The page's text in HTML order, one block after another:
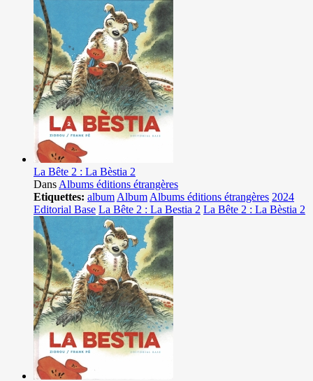
La Bête 2 : La Bèstia 2
Dans Albums éditions étrangères
Etiquettes: album Album Albums éditions étrangères 2024
Editorial Base La Bête 2 : La Bestia 2 La Bête 2 : La Bèstia 2